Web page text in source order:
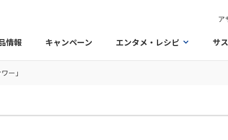
ア
情報 キャンペーン エンタメ・レシピ サ
ー」